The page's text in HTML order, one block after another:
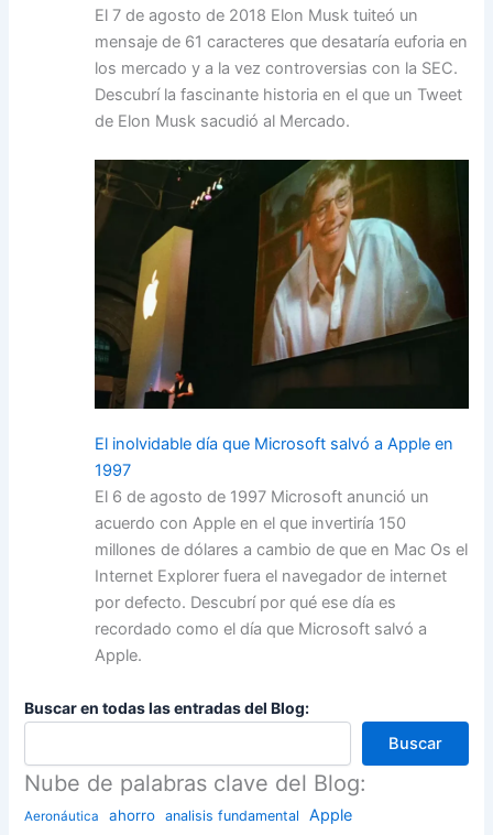
El 7 de agosto de 2018 Elon Musk tuiteó un
mensaje de 61 caracteres que desataría euforia en
los mercado y a la vez controversias con la SEC.
Descubrí la fascinante historia en el que un Tweet
de Elon Musk sacudió al Mercado.
El inolvidable día que Microsoft salvó a Apple en
1997
El 6 de agosto de 1997 Microsoft anunció un
acuerdo con Apple en el que invertiría 150
millones de dólares a cambio de que en Mac Os el
Internet Explorer fuera el navegador de internet
por defecto. Descubrí por qué ese día es
recordado como el día que Microsoft salvó a
Apple.
Buscar en todas las entradas del Blog:
Buscar
Nube de palabras clave del Blog:
Aeronáutica ahorro analisis fundamental Apple